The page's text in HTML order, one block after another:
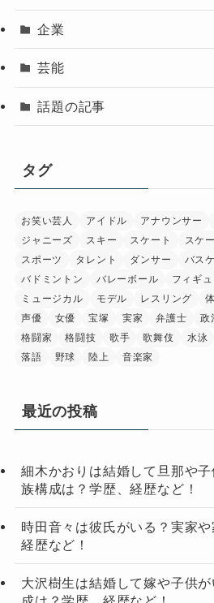
企業
芸能
話題の記事
タグ
お笑い芸人 アイドル アナウンサー
ジャニーズ
スキー スケート スケ
スポーツ
タレント ダンサー
バス
バドミントン
バレーボール フィギ
ミュージカル
モデル レスリング
声優
女優 宝塚 実家 弁護士 政
格闘家
格闘技 歌手 歌舞伎 水泳
落語
野球 陸上 音楽家
最近の投稿
細木かおりは結婚して旦那や
族構成は？学歴、経歴など！
時田音々は彼氏がいる？実家や
経歴など！
大沢樹生は結婚して嫁や子供